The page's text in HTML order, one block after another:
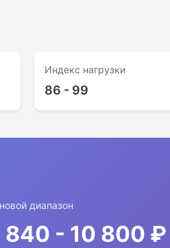
Индекс нагрузки
86 - 99
диапазон
840 - 10 800 ₽